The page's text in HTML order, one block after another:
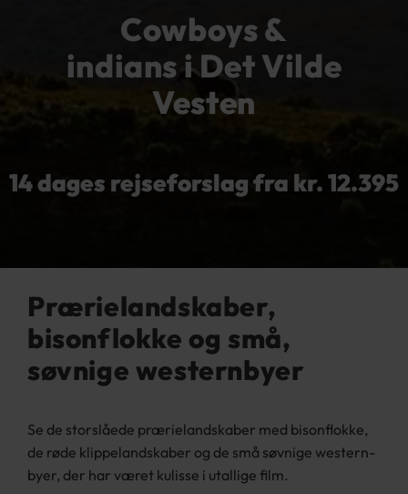
Cowboys &
indians i Det Vilde
Vesten
14 dages rejseforslag fra kr. 12.395
Prærielandskaber,
bisonflokke og små,
søvnige westernbyer
Se de storslåede prærielandskaber med bisonflokke,
de røde klippelandskaber og de små søvnige western-
byer, der har været kulisse i utallige film.